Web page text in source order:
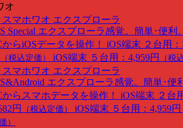
オ
スマホワオ エクスプローラ
Special エクスプローラ感覚。簡単･便利
からiOSデータを操作！ iOS端末 ２台用：
（税込定価） iOS端末 ５台用：4,959円 （税
スマホワオ エクスプローラ
エクスプローラ感覚。簡単･便
からスマホデータを操作！ iOS端末 ２台
円
（税込定価） iOS端末 ５台用：4,959円
）